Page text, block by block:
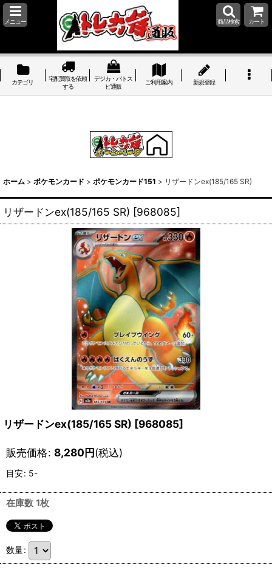
メニュー 商品検索 カート
カテゴリ
宅配買取を依頼
する
デジカ・バトス
ピ通販
ご利用案内 新規登録
ホーム > ポケモンカード > ポケモンカード151 > リザードンex(185/165 SR)
リザードンex(185/165 SR) [968085]
リザードンex(185/165 SR) [968085]
販売価格: 8,280円(税込)
目安: 5-
在庫数 1枚
数量: